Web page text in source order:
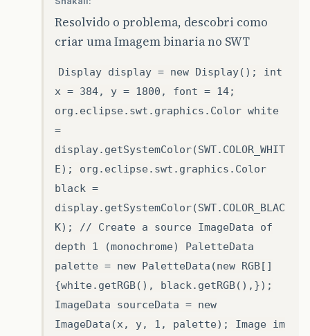
Resolvido o problema, descobri como
criar uma Imagem binaria no SWT
Display display = new Display(); int
x = 384, y = 1800, font = 14;
org.eclipse.swt.graphics.Color white
=
display.getSystemColor(SWT.COLOR_WHIT
E); org.eclipse.swt.graphics.Color
black =
display.getSystemColor(SWT.COLOR_BLAC
K); // Create a source ImageData of
depth 1 (monochrome) PaletteData
palette = new PaletteData(new RGB[]
{white.getRGB(), black.getRGB(),});
ImageData sourceData = new
ImageData(x, y, 1, palette); Image im